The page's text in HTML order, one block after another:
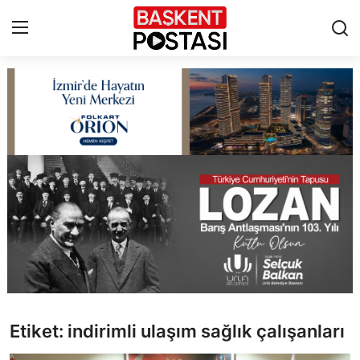
Çerez Politikası
Künye
Ankara
TBMM
Cumhurbaşkanlığı
Etiket: indirimli ulaşım sağlık çalışanları